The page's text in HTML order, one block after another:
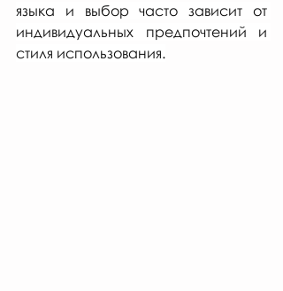
языка и выбор часто зависит от
индивидуальных предпочтений и
стиля использования.